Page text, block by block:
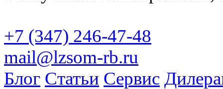
+7 (347) 246-47-48
mail@lzsom-rb.ru
Блог Статьи Сервис